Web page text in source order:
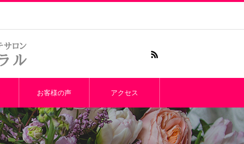
お客様の声 アクセス